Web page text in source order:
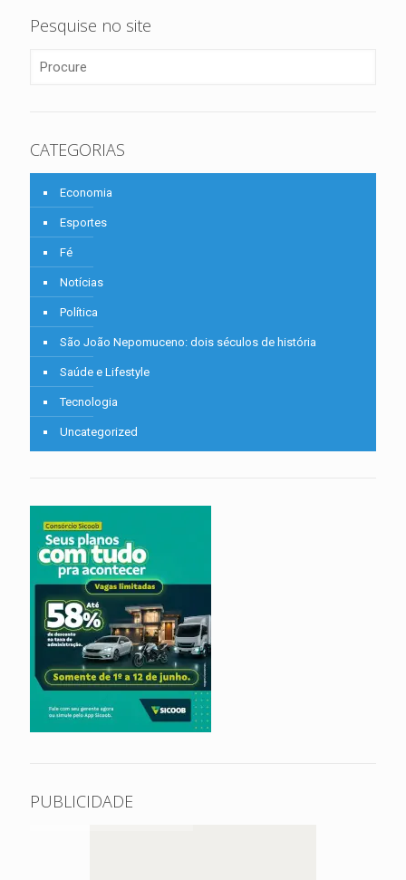
Pesquise no site
CATEGORIAS
Economia
Esportes
Fé
Notícias
Política
São João Nepomuceno: dois séculos de história
Saúde e Lifestyle
Tecnologia
Uncategorized
PUBLICIDADE